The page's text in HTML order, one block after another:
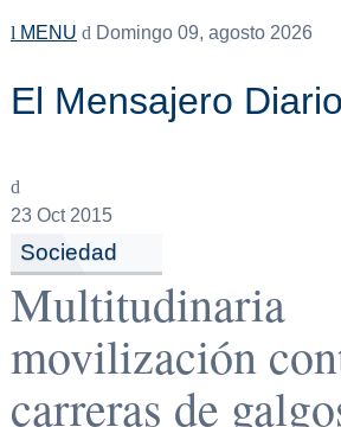
MENU Domingo 09, agosto 2026
El Mensajero Diario
23Oct 2015
Sociedad
Multitudinaria
movilización
carreras de